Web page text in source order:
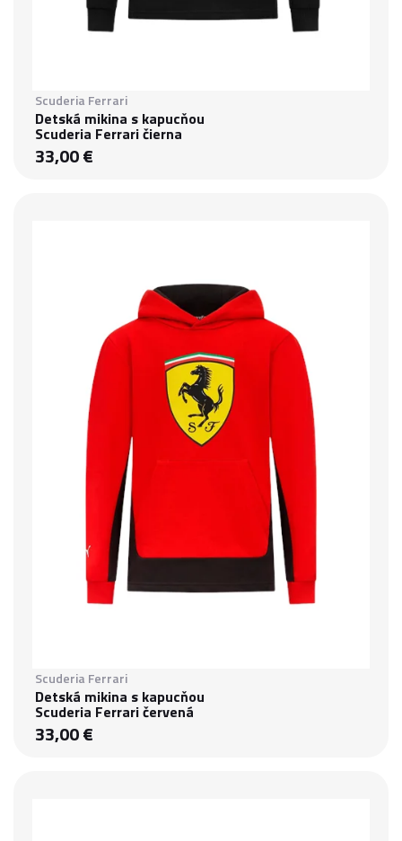
Scuderia Ferrari
Detská mikina s kapucňou
Scuderia Ferrari čierna
33,00 €
Scuderia Ferrari
Detská mikina s kapucňou
Scuderia Ferrari červená
33,00 €